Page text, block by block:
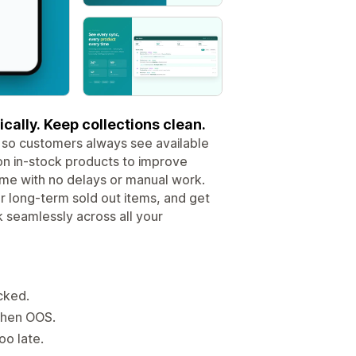
Keep collections clean.
customers always see available
in-stock products to improve
with no delays or manual work.
long-term sold out items, and get
across all your
OOS.
late.